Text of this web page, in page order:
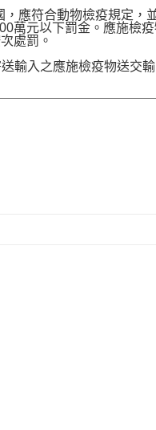
應符合動物檢疫規定，
萬元以下罰金。應施檢
處罰。
輸入之應施檢疫物送交